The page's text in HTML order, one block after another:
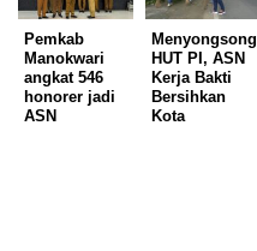
Pemkab
Manokwari
angkat 546
honorer jadi
ASN
Menyongsong
HUT PI, ASN
Kerja Bakti
Bersihkan
Kota